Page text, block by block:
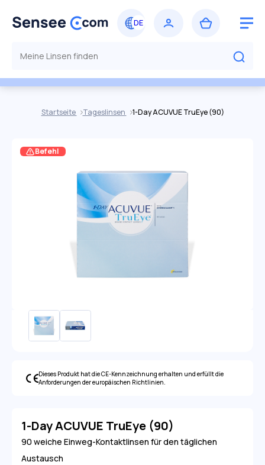
Startseite Tageslinsen 1-Day ACUVUE TruEye (90)
Befehl
Dieses Produkt hat die CE-Kennzeichnung erhalten und erfüllt die
Anforderungen der europäischen Richtlinien.
1-Day ACUVUE TruEye (90)
90 weiche Einweg-Kontaktlinsen für den täglichen
Austausch